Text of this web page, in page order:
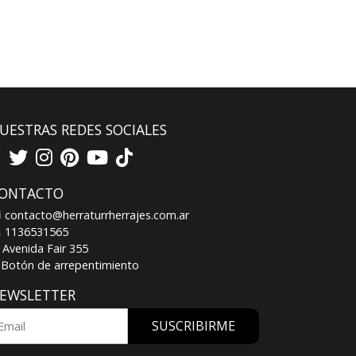
REDES SOCIALES
contacto@herraturrherrajes.com.ar
1136531565
Avenida Fair 355
Botón de arrepentimiento
SUSCRIBIRME